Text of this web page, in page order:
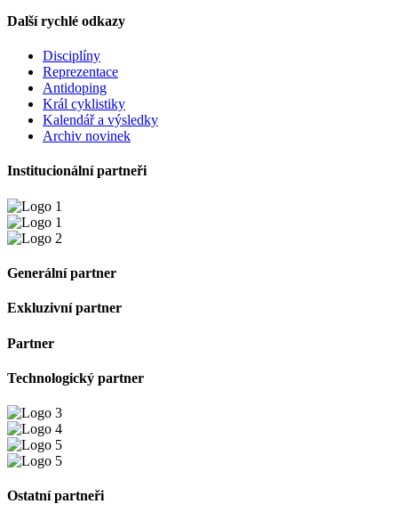
Další rychlé odkazy
Disciplíny
Reprezentace
Antidoping
Král cyklistiky
Kalendář a výsledky
Archiv novinek
Institucionální partneři
Generální partner
Exkluzivní partner
Partner
Technologický partner
Ostatní partneři